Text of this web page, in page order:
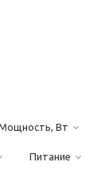
Вт
Питание